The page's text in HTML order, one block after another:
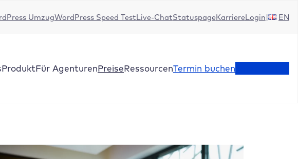
UmzugWordPress Speed TestLive-ChatStatuspageKarriereLogin EN
ProduktFür AgenturenPreiseRessourcenTermin buchen